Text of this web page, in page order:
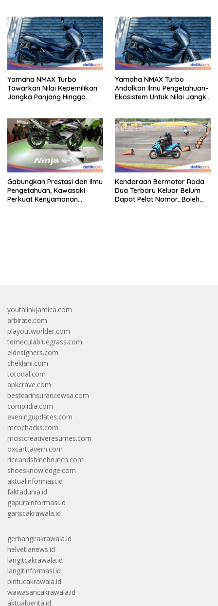
Yamaha NMAX Turbo
Tawarkan Nilai Kepemilikan
Jangka Panjang Hingga
Yamaha NMAX Turbo
Andalkan Ilmu Pengetahuan-
Ekosistem Untuk Nilai Jangka
Gabungkan Prestasi dan Ilmu
Pengetahuan, Kawasaki
Perkuat Kenyamanan
Kendaraan Bermotor Roda
Dua Terbaru Keluar Belum
Dapat Pelat Nomor, Boleh
youthlinkjamica.com
arbirate.com
playoutworlder.com
temeculabluegrass.com
eldesigners.com
cheklani.com
totodal.com
apkcrave.com
bestcarinsurancewsa.com
complidia.com
eveningupdates.com
mcochacks.com
mostcreativeresumes.com
oxcarttavern.com
riceandshinebrunch.com
shoesknowledge.com
aktualinformasi.id
faktadunia.id
gapurainformasi.id
gariscakrawala.id
gerbangcakrawala.id
helvetianews.id
langitcakrawala.id
langitinformasi.id
pintucakrawala.id
wawasancakrawala.id
aktualberita.id